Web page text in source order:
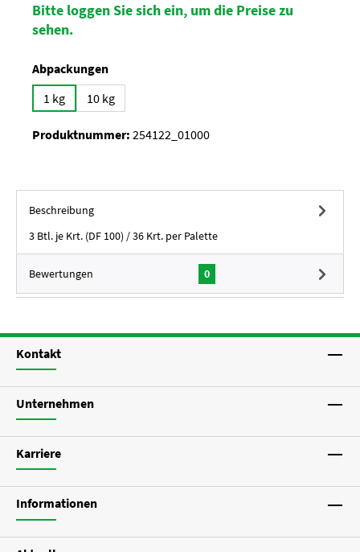
Bitte loggen Sie sich ein, um die Preise zu
sehen.
Abpackungenauswählen
1 kg
10 kg
Produktnummer: 254122_01000
Beschreibung
3 Btl. je Krt. (DF 100) / 36 Krt. per Palette
Bewertungen 0
Kontakt
Unternehmen
Karriere
Informationen